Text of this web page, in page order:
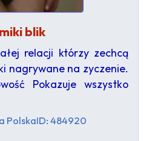
blik
relacji którzy zechcą
nagrywane na zyczenie.
Pokazuje wszystko
PolskaID: 484920